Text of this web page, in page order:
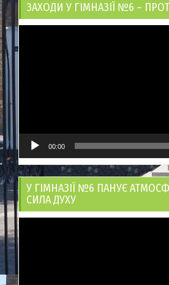
ЗАХОДИ У ГІМНАЗІЇ №6 –
00:00
У ГІМНАЗІЇ №6 ПАНУЄ
СИЛА ДУХУ